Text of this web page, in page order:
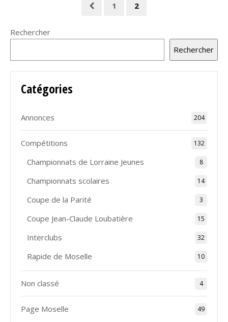
1 2
Rechercher
Rechercher
Catégories
Annonces 204
Compétitions 132
Championnats de Lorraine Jeunes 8
Championnats scolaires 14
Coupe de la Parité 3
Coupe Jean-Claude Loubatière 15
Interclubs 32
Rapide de Moselle 10
Non classé 4
Page Moselle 49